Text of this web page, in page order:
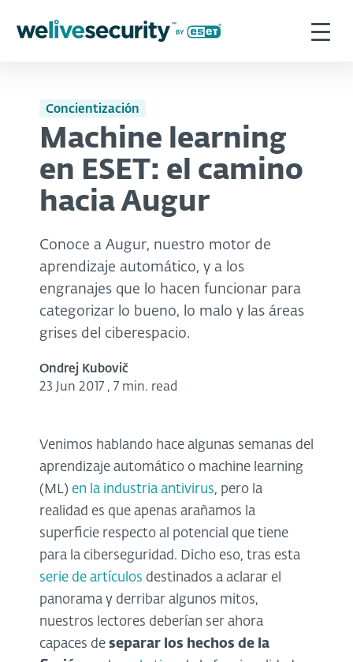
Concientización
Machine learning
en ESET: el camino
hacia Augur
Conoce a Augur, nuestro motor de
aprendizaje automático, y a los
engranajes que lo hacen funcionar para
categorizar lo bueno, lo malo y las áreas
grises del ciberespacio.
Ondrej Kubovič
23 Jun 2017 , 7 min. read
Venimos hablando hace algunas semanas del
aprendizaje automático o machine learning
(ML) en la industria antivirus, pero la
realidad es que apenas arañamos la
superficie respecto al potencial que tiene
para la ciberseguridad. Dicho eso, tras esta
serie de artículos destinados a aclarar el
panorama y derribar algunos mitos,
nuestros lectores deberían ser ahora
capaces de separar los hechos de la